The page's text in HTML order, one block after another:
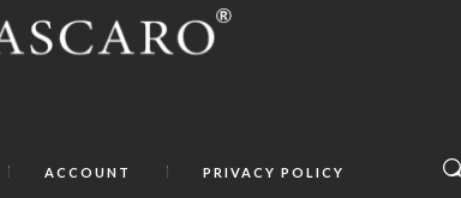
ACCOUNT PRIVACY POLICY